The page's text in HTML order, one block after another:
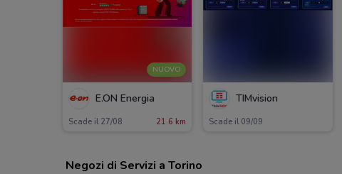
NUOVO
E.ON Energia
Scade il 27/08 21.6 km
TIMvision
Scade il 09/09
Negozi di Servizi a Torino